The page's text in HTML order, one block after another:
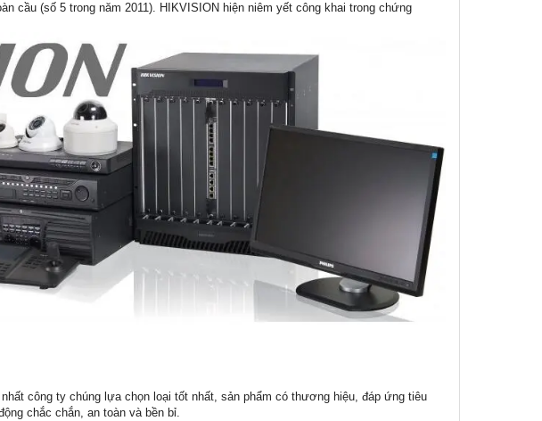
cầu (số 5 trong năm 2011). HIKVISION hiện niêm yết công khai trong chứng
công ty chúng lựa chọn loại tốt nhất, sản phẩm có thương hiệu, đáp ứng tiêu
chắc chắn, an toàn và bền bỉ.